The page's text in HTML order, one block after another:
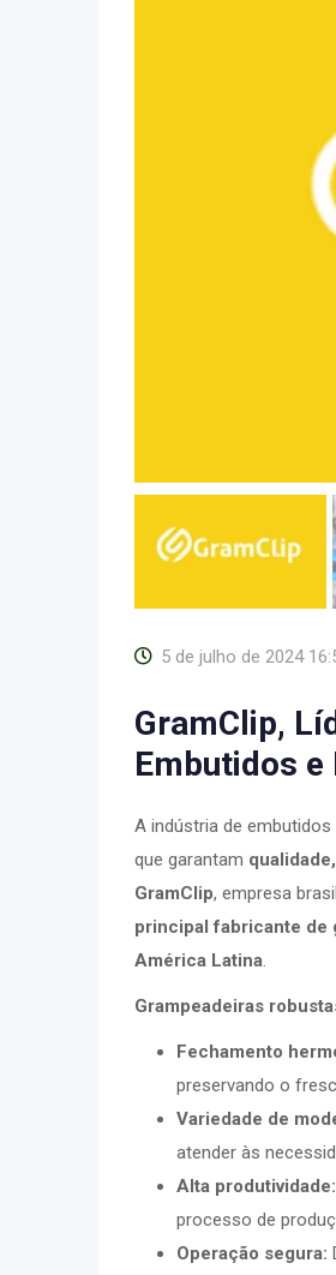
5 de julho de 2024
GramClip,
Embutidos e
A indústria de
que garantam
GramClip, empresa
principal fabricante de
América Latina.
Grampeadeiras
Fechamento
preservando o
Variedade de
atender às
Alta produtividade:
processo de
Operação segura: